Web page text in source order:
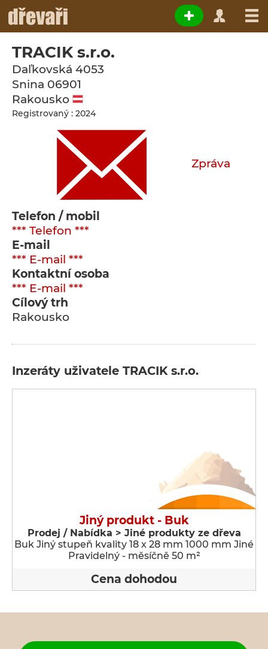
TRACIK s.r.o.
Daľkovská 4053
Snina 06901
Rakousko
Registrovaný : 2024
Zpráva
Telefon / mobil
*** Telefon ***
E-mail
*** E-mail ***
Kontaktní osoba
*** E-mail ***
Cílový trh
Rakousko
Inzeráty uživatele TRACIK s.r.o.
Jiný produkt - Buk
Prodej / Nabídka > Jiné produkty ze dřeva
Buk Jiný stupeň kvality 18 x 28 mm 1000 mm Jiné
Pravidelný - měsíčně 50 m²
Cena dohodou